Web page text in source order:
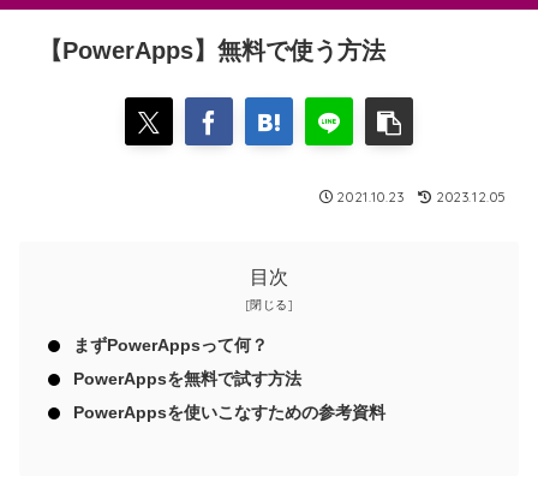
【PowerApps】無料で使う方法
2021.10.23 2023.12.05
目次
まずPowerAppsって何？
PowerAppsを無料で試す方法
PowerAppsを使いこなすための参考資料